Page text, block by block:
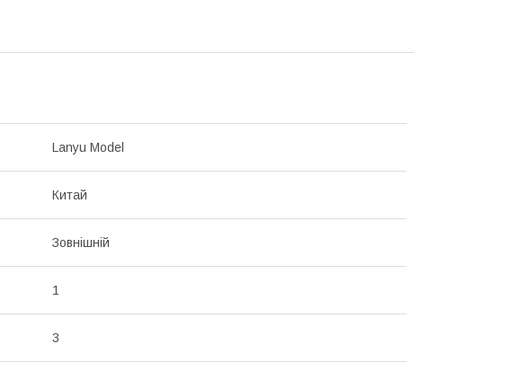
Lanyu Model
Китай
Зовнішній
1
3